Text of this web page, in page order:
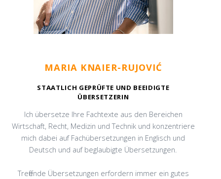
MARIA KNAIER-RUJOVIĆ
STAATLICH GEPRÜFTE UND BEEIDIGTE
ÜBERSETZERIN
Ich übersetze Ihre Fachtexte aus den Bereichen
Wirtschaft, Recht, Medizin und Technik und konzentriere
mich dabei auf Fachübersetzungen in Englisch und
Deutsch und auf beglaubigte Übersetzungen.
Treffende Übersetzungen erfordern immer ein gutes